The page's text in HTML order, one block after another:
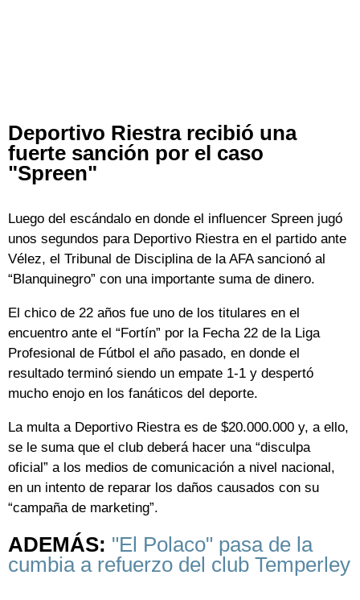
Deportivo Riestra recibió una
fuerte sanción por el caso
"Spreen"
Luego del escándalo en donde el influencer Spreen jugó
unos segundos para Deportivo Riestra en el partido ante
Vélez, el Tribunal de Disciplina de la AFA sancionó al
“Blanquinegro” con una importante suma de dinero.
El chico de 22 años fue uno de los titulares en el
encuentro ante el “Fortín” por la Fecha 22 de la Liga
Profesional de Fútbol el año pasado, en donde el
resultado terminó siendo un empate 1-1 y despertó
mucho enojo en los fanáticos del deporte.
La multa a Deportivo Riestra es de $20.000.000 y, a ello,
se le suma que el club deberá hacer una “disculpa
oficial” a los medios de comunicación a nivel nacional,
en un intento de reparar los daños causados con su
“campaña de marketing”.
ADEMÁS: "El Polaco" pasa de la
cumbia a refuerzo del club Temperley